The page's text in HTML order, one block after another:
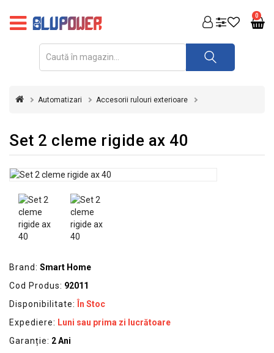
0
FOTOVOLTAICE
REDRESOARE
UPS
STABILIZATOARE
DE
TENSIUNE
SI
SCULE
ECHIPAMENTE
Automatizari Accesorii rulouri exterioare
Set 2 cleme rigide ax 40
Brand: Smart Home
Cod Produs: 92011
Disponibilitate:
În Stoc
Expediere: Luni sau prima zi lucrătoare
Garanție: 2 Ani